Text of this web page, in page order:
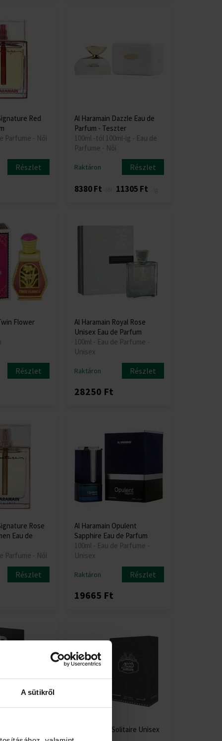
A sütikről
Red
Parfume - Női
Részlet
Al Haramain Dazzle Eau de
Parfum - Teszter
100ml -tól 100ml-ig - Eau de
Parfume - Női
Raktáron Részlet
8380 Ft 11305 Ft
Flower
Részlet
Al Haramain Royal Rose
Unisex Eau de Parfum
100ml - Eau de Parfume -
Unisex
Raktáron Részlet
28250 Ft
Rose
Eau de
Parfume - Női
Részlet
Al Haramain Opulent
Sapphire Eau de Parfum
100ml - Eau de Parfume -
Unisex
Raktáron Részlet
19665 Ft
Al Haramain Solitaire Unisex